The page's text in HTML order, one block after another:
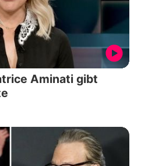
Aminati gibt